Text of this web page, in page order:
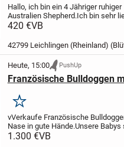
Hallo, ich bin ein 4 Jähriger ruhiger
Australien Shepherd.Ich bin sehr
komme mit allen Hunden zurecht.
entspannte und laufe nicht
420 €VB
Heute, 15:00 PushUp
Französische Bulldoggen
Merken
vVerkaufe Französische
Nase in gute Hände.Unsere Babys
26.06.26 geboren und ab Gabe
1.300 €VB